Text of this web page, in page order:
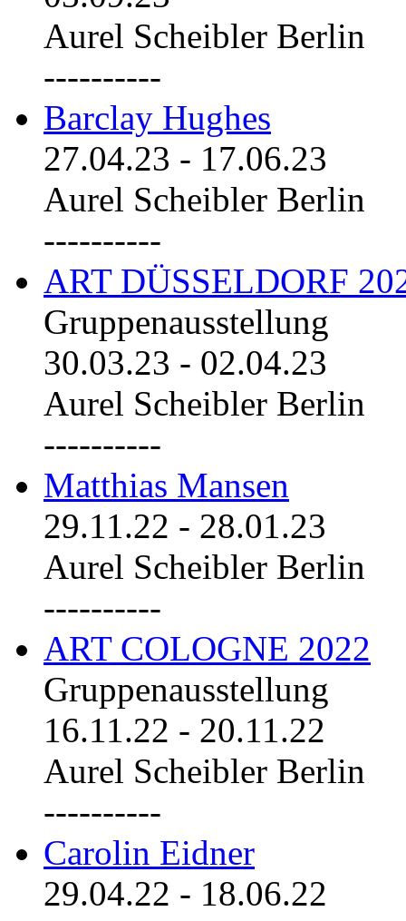
Aurel Scheibler Berlin
----------
Barclay Hughes
27.04.23 - 17.06.23
Aurel Scheibler Berlin
----------
ART DÜSSELDORF
Gruppenausstellung
30.03.23 - 02.04.23
Aurel Scheibler Berlin
----------
Matthias Mansen
29.11.22 - 28.01.23
Aurel Scheibler Berlin
----------
ART COLOGNE 2022
Gruppenausstellung
16.11.22 - 20.11.22
Aurel Scheibler Berlin
----------
Carolin Eidner
29.04.22 - 18.06.22